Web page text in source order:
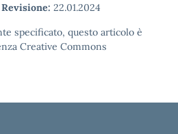
Revisione: 22.01.2024
specificato, questo articolo è
Creative Commons